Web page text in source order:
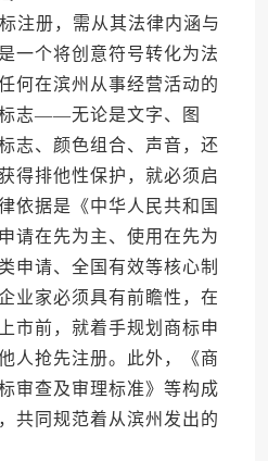
册，需从其法律内涵与
一个将创意符号转化为法
何在滨州从事经营活动的
志——无论是文字、图
志、颜色组合、声音，还
排他性保护，就必须启
依据是《中华人民共和国
请在先为主、使用在先为
申请、全国有效等核心制
业家必须具有前瞻性，在
市前，就着手规划商标申
人抢先注册。此外，《商
审查及审理标准》等构成
共同规范着从滨州发出的